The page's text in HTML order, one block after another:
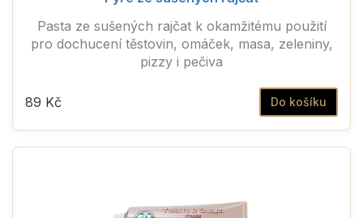
Pasta ze sušených rajčat k okamžitému použití
pro dochucení těstovin, omáček, masa, zeleniny,
pizzy i pečiva
Do košíku
89 Kč